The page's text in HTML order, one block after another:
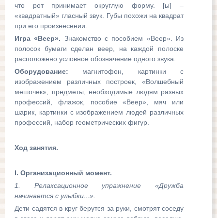
что рот принимает округлую форму. [ы] –
«квадратный» гласный звук. Губы похожи на квадрат
при его произнесении.
Игра «Веер». Знакомство с пособием «Веер». Из
полосок бумаги сделан веер, на каждой полоске
расположено условное обозначение одного звука.
Оборудование: магнитофон, картинки с
изображением различных построек, «Волшебный
мешочек», предметы, необходимые людям разных
профессий, флажок, пособие «Веер», мяч или
шарик, картинки с изображением людей различных
профессий, набор геометрических фигур.
Ход занятия.
I. Организационный момент.
1. Релаксационное упражнение «Дружба
начинается с улыбки...».
Дети садятся в круг берутся за руки, смотрят соседу